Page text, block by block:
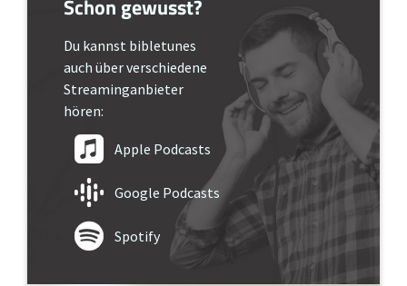
Schon gewusst?
Du kannst bibletunes
auch über verschiedene
Streaminganbieter
hören:
Apple Podcasts
Google Podcasts
Spotify